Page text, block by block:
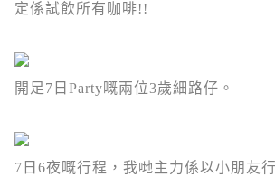
定係試飲所有咖啡!!
開足7日Party嘅兩位3歲細路仔。
7日6夜嘅行程，我哋主力係以小朋友